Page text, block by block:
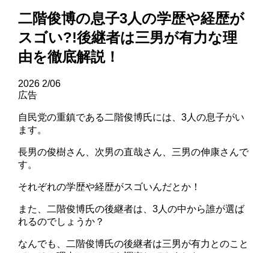
二階俊博の息子3人の学歴や経歴が
スゴい?!後継者は三男が有力な理
由を徹底解説！
2026 2/06
広告
自民党の重鎮である二階俊博氏には、3人の息子がい
ます。
長男の俊樹さん、次男の直哉さん、三男の伸康さんで
す。
それぞれの学歴や経歴がスゴいんだとか！
また、二階俊博氏の後継者は、3人の中から誰が選ば
れるのでしょうか？
なんでも、二階俊博氏の後継者は三男が有力とのこと